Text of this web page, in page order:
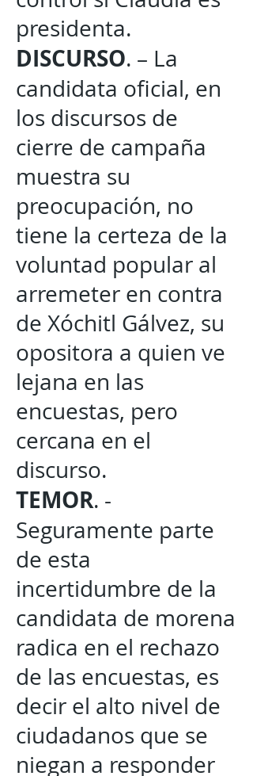
presidenta.
DISCURSO. – La
candidata oficial, en
los discursos de
cierre de campaña
muestra su
preocupación, no
tiene la certeza de la
voluntad popular al
arremeter en contra
de Xóchitl Gálvez, su
opositora a quien ve
lejana en las
encuestas, pero
cercana en el
discurso.
TEMOR. -
Seguramente parte
de esta
incertidumbre de la
candidata de morena
radica en el rechazo
de las encuestas, es
decir el alto nivel de
ciudadanos que se
niegan a responder